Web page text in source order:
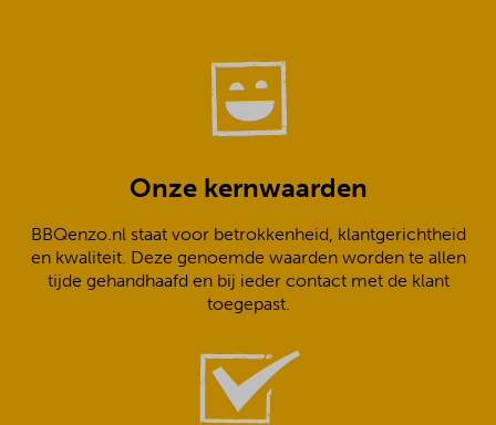
Onze kernwaarden
BBQenzo.nl staat voor betrokkenheid, klantgerichtheid
en kwaliteit. Deze genoemde waarden worden te allen
tijde gehandhaafd en bij ieder contact met de klant
toegepast.